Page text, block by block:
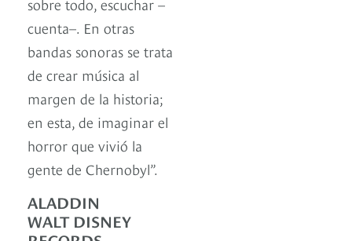
cuenta–. En otras
bandas sonoras se trata
de crear música al
margen de la historia;
en esta, de imaginar el
horror que vivió la
gente de Chernobyl”.
ALADDIN
WALT DISNEY